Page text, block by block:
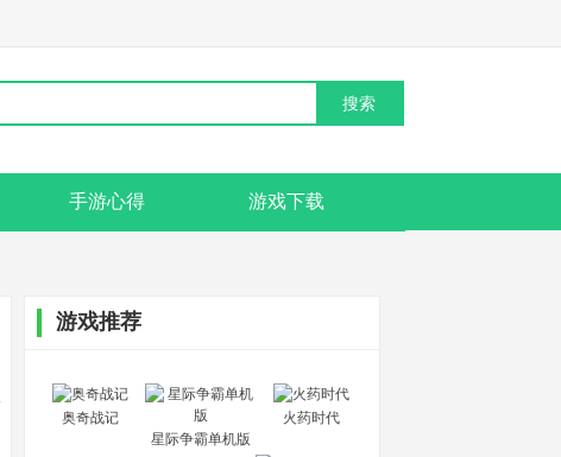
手游心得 游戏下载
游戏推荐
奥奇战记
星际争霸单机版
火药时代